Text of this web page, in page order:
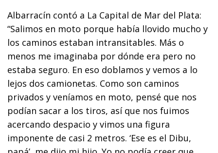
Albarracín contó a La Capital de Mar del Plata:
“Salimos en moto porque había llovido mucho y
los caminos estaban intransitables. Más o
menos me imaginaba por dónde era pero no
estaba seguro. En eso doblamos y vemos a lo
lejos dos camionetas. Como son caminos
privados y veníamos en moto, pensé que nos
podían sacar a los tiros, así que nos fuimos
acercando despacio y vimos una figura
imponente de casi 2 metros. ‘Ese es el Dibu,